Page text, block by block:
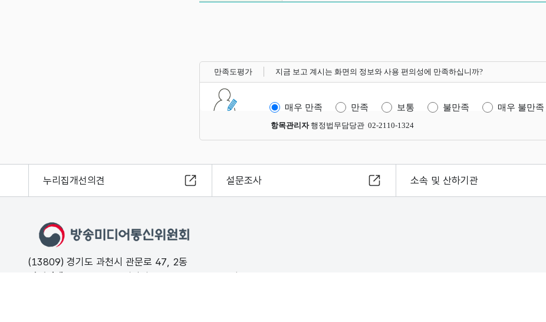
만족도평가 지금 보고 계시는 화면의 정보와 사용 편의성에 만족하십니까?
매우 만족 만족 보통 불만족 매우 불만족
항목관리자행정법무담당관 02-2110-1324
누리집개선의견 설문조사 소속 및 산하기관
(13809) 경기도 과천시 관문로 47, 2동